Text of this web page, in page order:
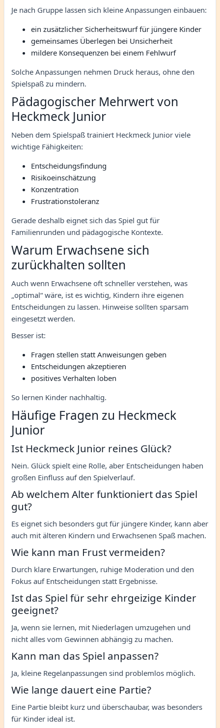
Je nach Gruppe lassen sich kleine Anpassungen einbauen:
ein zusätzlicher Sicherheitswurf für jüngere Kinder
gemeinsames Überlegen bei Unsicherheit
mildere Konsequenzen bei einem Fehlwurf
Solche Anpassungen nehmen Druck heraus, ohne den
Spielspaß zu mindern.
Pädagogischer Mehrwert von
Heckmeck Junior
Neben dem Spielspaß trainiert Heckmeck Junior viele
wichtige Fähigkeiten:
Entscheidungsfindung
Risikoeinschätzung
Konzentration
Frustrationstoleranz
Gerade deshalb eignet sich das Spiel gut für
Familienrunden und pädagogische Kontexte.
Warum Erwachsene sich
zurückhalten sollten
Auch wenn Erwachsene oft schneller verstehen, was
„optimal“ wäre, ist es wichtig, Kindern ihre eigenen
Entscheidungen zu lassen. Hinweise sollten sparsam
eingesetzt werden.
Besser ist:
Fragen stellen statt Anweisungen geben
Entscheidungen akzeptieren
positives Verhalten loben
So lernen Kinder nachhaltig.
Häufige Fragen zu Heckmeck
Junior
Ist Heckmeck Junior reines Glück?
Nein. Glück spielt eine Rolle, aber Entscheidungen haben
großen Einfluss auf den Spielverlauf.
Ab welchem Alter funktioniert das Spiel
gut?
Es eignet sich besonders gut für jüngere Kinder, kann aber
auch mit älteren Kindern und Erwachsenen Spaß machen.
Wie kann man Frust vermeiden?
Durch klare Erwartungen, ruhige Moderation und den
Fokus auf Entscheidungen statt Ergebnisse.
Ist das Spiel für sehr ehrgeizige Kinder
geeignet?
Ja, wenn sie lernen, mit Niederlagen umzugehen und
nicht alles vom Gewinnen abhängig zu machen.
Kann man das Spiel anpassen?
Ja, kleine Regelanpassungen sind problemlos möglich.
Wie lange dauert eine Partie?
Eine Partie bleibt kurz und überschaubar, was besonders
für Kinder ideal ist.